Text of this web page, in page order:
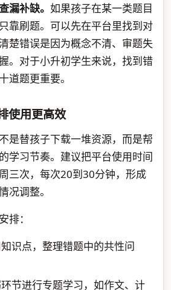
漏补缺。 如果孩子在某一类题目
靠刷题。可以先在平台里找到对
楚错误是因为概念不清、审题失
。对于小升初学生来说，找到错
道题更重要。
使用更高效
是替孩子下载一堆资源，而是帮
学习节奏。建议把平台使用时间
三次，每次20到30分钟，形成
况调整。
排：
识点，整理错题中的共性问
节进行专题学习，如作文、计